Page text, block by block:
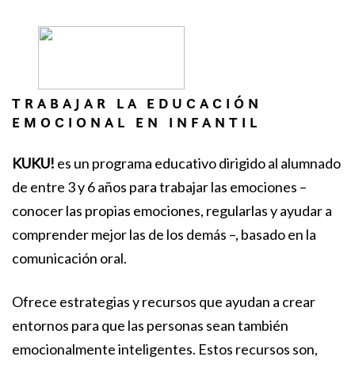
TRABAJAR LA EDUCACIÓN
EMOCIONAL EN INFANTIL
KUKU! es un programa educativo dirigido al alumnado
de entre 3 y 6 años para trabajar las emociones –
conocer las propias emociones, regularlas y ayudar a
comprender mejor las de los demás –, basado en la
comunicación oral.
Ofrece estrategias y recursos que ayudan a crear
entornos para que las personas sean también
emocionalmente inteligentes. Estos recursos son,